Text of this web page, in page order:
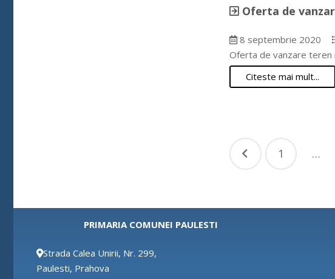
Oferta de
8 septembrie 2020
Oferta de vanzare teren
Citeste mai mult...
Paginație
1 …
PRIMARIA COMUNEI PAULESTI
Strada Calea Unirii, Nr. 299,
Paulesti, Prahova